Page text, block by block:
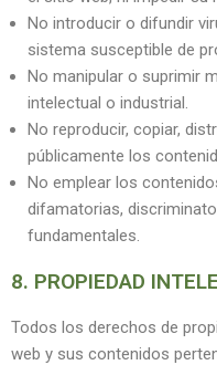
No introducir o difundir
sistema susceptible de
No manipular o suprimir
intelectual o industrial.
No reproducir, copiar,
públicamente los
No emplear los
difamatorias,
fundamentales.
8. PROPIEDAD
Todos los derechos de
web y sus contenidos